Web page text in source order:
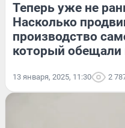
Теперь уже не
Насколько
производство
который обещали
13 января, 2025, 11:30 2